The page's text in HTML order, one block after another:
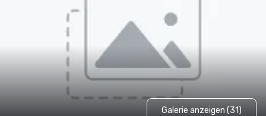
Galerie anzeigen (31)